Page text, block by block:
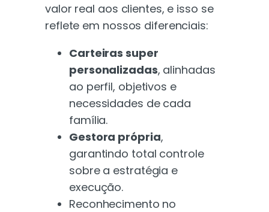
valor real aos clientes, e isso se
reflete em nossos diferenciais:
Carteiras super
personalizadas, alinhadas
ao perfil, objetivos e
necessidades de cada
família.
Gestora própria,
garantindo total controle
sobre a estratégia e
execução.
Reconhecimento no